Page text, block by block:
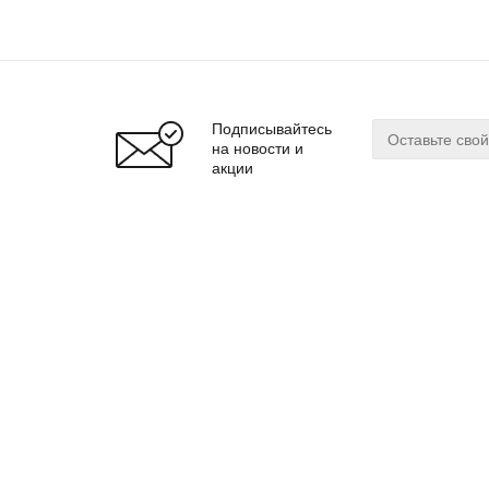
Подписывайтесь
на новости и
акции